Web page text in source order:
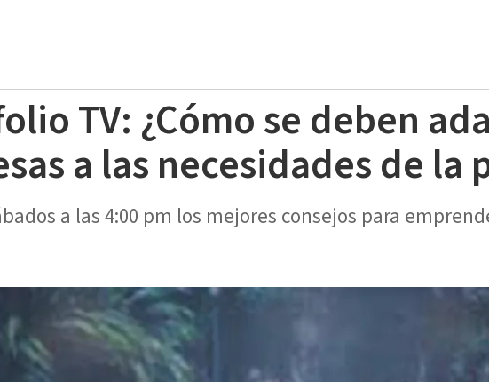
TV: ¿Cómo se deben
a las necesidades de la
a las 4:00 pm los mejores consejos para